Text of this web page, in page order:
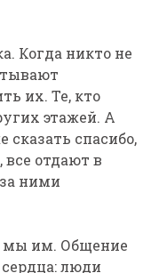
Когда никто не
их. Те, кто
этажей. А
спасибо,
все отдают в
ними
мы им. Общение
люди